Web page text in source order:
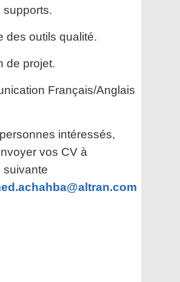
supports.
des outils qualité.
de projet.
Français/Anglais
intéressés,
vos CV à
suivante